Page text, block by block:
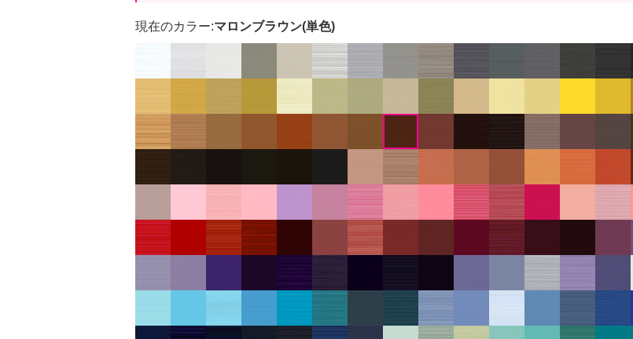
現在のカラー:マロンブラウン(単色)